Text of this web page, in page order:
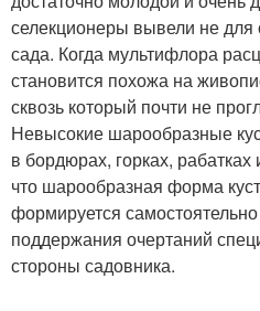
селекционеры вывели не для
сада. Когда мультифлора
становится похожа на
сквозь который почти не
Невысокие шарообразные
в бордюрах, горках,
что шарообразная форма
формируется
поддержания очертаний
стороны садовника.